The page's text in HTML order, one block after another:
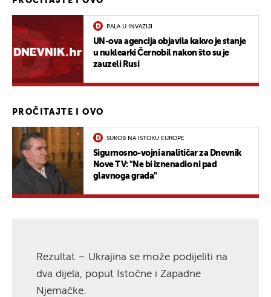
PALA U INVAZIJI
UN-ova agencija objavila kakvo je stanje
u nuklearki Černobil nakon što su je
zauzeli Rusi
PROČITAJTE I OVO
SUKOB NA ISTOKU EUROPE
Sigurnosno-vojni analitičar za Dnevnik
Nove TV: "Ne bi iznenadio ni pad
glavnoga grada"
Rezultat – Ukrajina se može podijeliti na
dva dijela, poput Istočne i Zapadne
Njemačke.